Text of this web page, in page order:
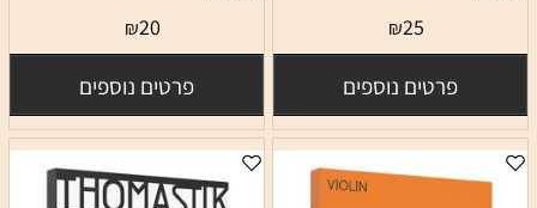
₪25
פרטים נוספים
₪20
פרטים נוספים